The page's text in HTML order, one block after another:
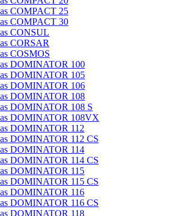
COMPACT 25
COMPACT 30
CONSUL
CORSAR
COSMOS
DOMINATOR 100
DOMINATOR 105
DOMINATOR 106
DOMINATOR 108
DOMINATOR 108 S
DOMINATOR 108VX
DOMINATOR 112
DOMINATOR 112 CS
DOMINATOR 114
DOMINATOR 114 CS
DOMINATOR 115
DOMINATOR 115 CS
DOMINATOR 116
DOMINATOR 116 CS
DOMINATOR 118